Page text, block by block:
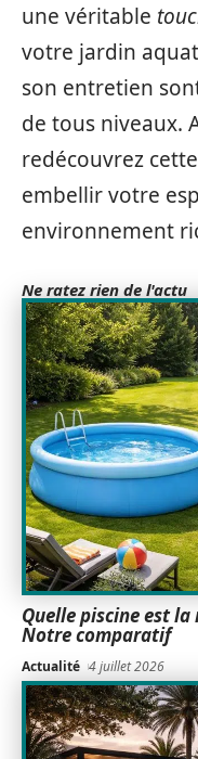
une véritable
votre jardin
son entretien
de tous niveaux.
redécouvrez
embellir votre
environnement
Ne ratez rien de l'actu
Quelle piscine est
Notre comparatif
Actualité 4 juillet 2026